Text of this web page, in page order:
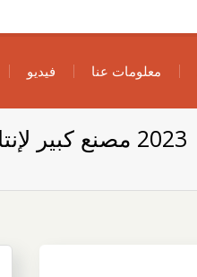
فيديو معلومات عنا
2023 مصنع كبير لإنتاج زيت عباد الشمس في إسرائيل